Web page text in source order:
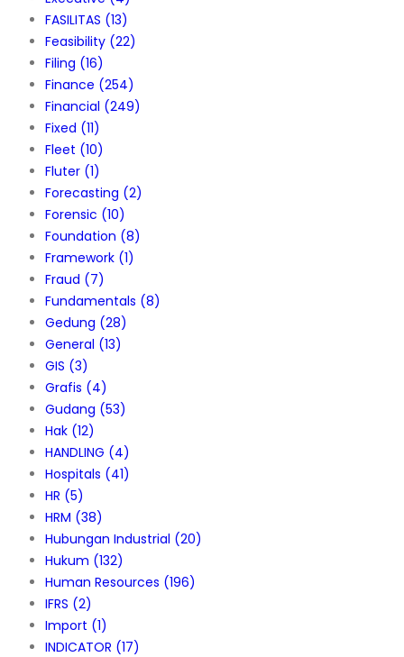
FASILITAS (13)
Feasibility (22)
Filing (16)
Finance (254)
Financial (249)
Fixed (11)
Fleet (10)
Fluter (1)
Forecasting (2)
Forensic (10)
Foundation (8)
Framework (1)
Fraud (7)
Fundamentals (8)
Gedung (28)
General (13)
GIS (3)
Grafis (4)
Gudang (53)
Hak (12)
HANDLING (4)
Hospitals (41)
HR (5)
HRM (38)
Hubungan Industrial (20)
Hukum (132)
Human Resources (196)
IFRS (2)
Import (1)
INDICATOR (17)